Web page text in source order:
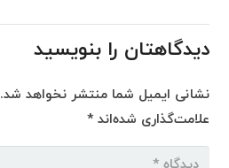
دیدگاهتان را بنویسید
نشانی ایمیل شما منتشر نخواهد شد.
علامت‌گذاری شده‌اند*